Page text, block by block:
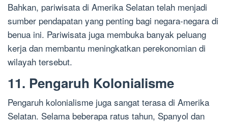
Bahkan, pariwisata di Amerika Selatan telah menjadi
sumber pendapatan yang penting bagi negara-negara di
benua ini. Pariwisata juga membuka banyak peluang
kerja dan membantu meningkatkan perekonomian di
wilayah tersebut.
11. Pengaruh Kolonialisme
Pengaruh kolonialisme juga sangat terasa di Amerika
Selatan. Selama beberapa ratus tahun, Spanyol dan